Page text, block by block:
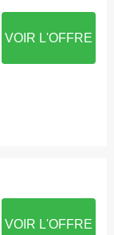
VOIR L'OFFRE
VOIR L'OFFRE